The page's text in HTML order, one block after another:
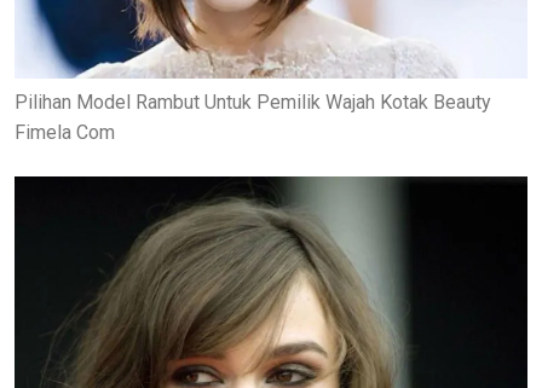
Pilihan Model Rambut Untuk Pemilik Wajah Kotak Beauty
Fimela Com